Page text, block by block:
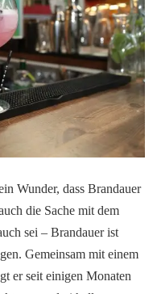
Wunder, dass Brandauer
die Sache mit dem
sei – Brandauer ist
Gemeinsam mit einem
er seit einigen Monaten